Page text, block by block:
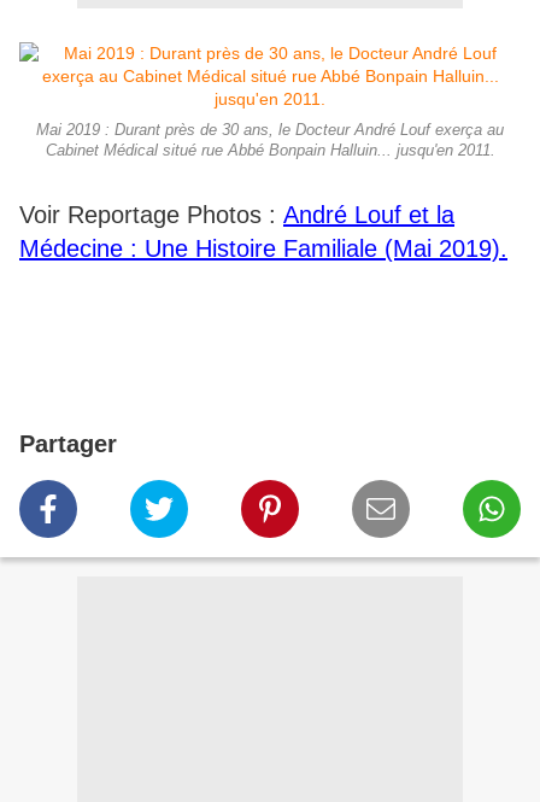
Mai 2019 : Durant près de 30 ans, le Docteur André Louf exerça au
Cabinet Médical situé rue Abbé Bonpain Halluin... jusqu'en 2011.
Voir Reportage Photos : André Louf et la
Médecine : Une Histoire Familiale (Mai 2019).
Partager